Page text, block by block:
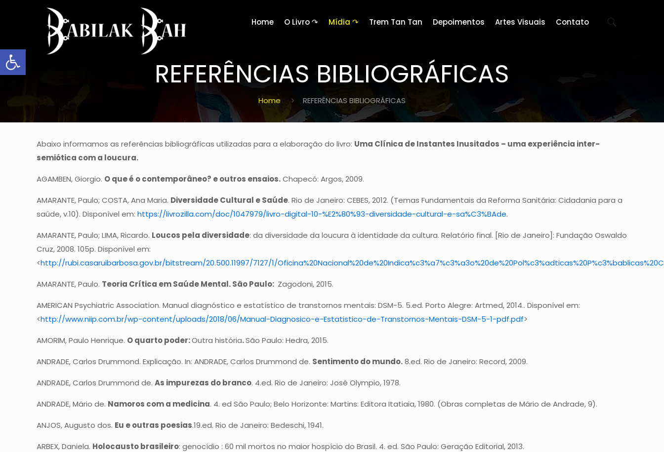
Abrir a barra de ferramentas
Home O Livro ↷ Mídia ↷ Trem Tan Tan Depoimentos Artes Visuais Contato
REFERÊNCIAS BIBLIOGRÁFICAS
Home REFERÊNCIAS BIBLIOGRÁFICAS
Abaixo informamos as referências bibliográficas utilizadas para a elaboração do livro: Uma Clínica de Instantes Inusitados – uma experiência inter-
semiótica com a loucura.
AGAMBEN, Giorgio. O que é o contemporâneo? e outros ensaios.Chapecó: Argos, 2009.
AMARANTE, Paulo; COSTA, Ana Maria. Diversidade Cultural e Saúde. Rio de Janeiro: CEBES, 2012. (Temas Fundamentais da Reforma Sanitária: Cidadania para a
saúde, v.10). Disponível em:https://livrozilla.com/doc/1047979/livro-digital-10-%E2%80%93-diversidade-cultural-e-sa%C3%BAde.
AMARANTE, Paulo; LIMA, Ricardo. Loucos pela diversidade: da diversidade da loucura à identidade da cultura. Relatório final. [Rio de Janeiro]: Fundação Oswaldo
Cruz, 2008. 105p. Disponível em:
<http://rubi.casaruibarbosa.gov.br/bitstream/20.500.11997/7127/1/
AMARANTE, Paulo. Teoria Crítica em Saúde Mental. São Paulo: Zagodoni, 2015.
AMERICAN Psychiatric Association. Manual diagnóstico e estatístico de transtornos mentais: DSM-5. 5.ed. Porto Alegre: Artmed, 2014.. Disponível em:
<http://www.niip.com.br/wp-content/uploads/2018/06/Manual-Diagnosico-e-Estatistico-de-Transtornos-Mentais-DSM-5-1-pdf.pdf>
AMORIM, Paulo Henrique. O quarto poder:Outra história.São Paulo: Hedra, 2015.
ANDRADE, Carlos Drummond. Explicação. In: ANDRADE, Carlos Drummond de. Sentimento do mundo.8.ed. Rio de Janeiro: Record, 2009.
ANDRADE, Carlos Drummond de.As impurezas do branco. 4.ed. Rio de Janeiro: José Olympio, 1978.
ANDRADE, Mário de. Namoros com a medicina. 4. ed São Paulo; Belo Horizonte: Martins: Editora Itatiaia, 1980. (Obras completas de Mário de Andrade, 9).
ANJOS, Augusto dos. Eu e outras poesias.19.ed. Rio de Janeiro: Bedeschi, 1941.
ARBEX, Daniela. Holocausto brasileiro: genocídio : 60 mil mortos no maior hospício do Brasil. 4. ed. São Paulo: Geração Editorial, 2013.